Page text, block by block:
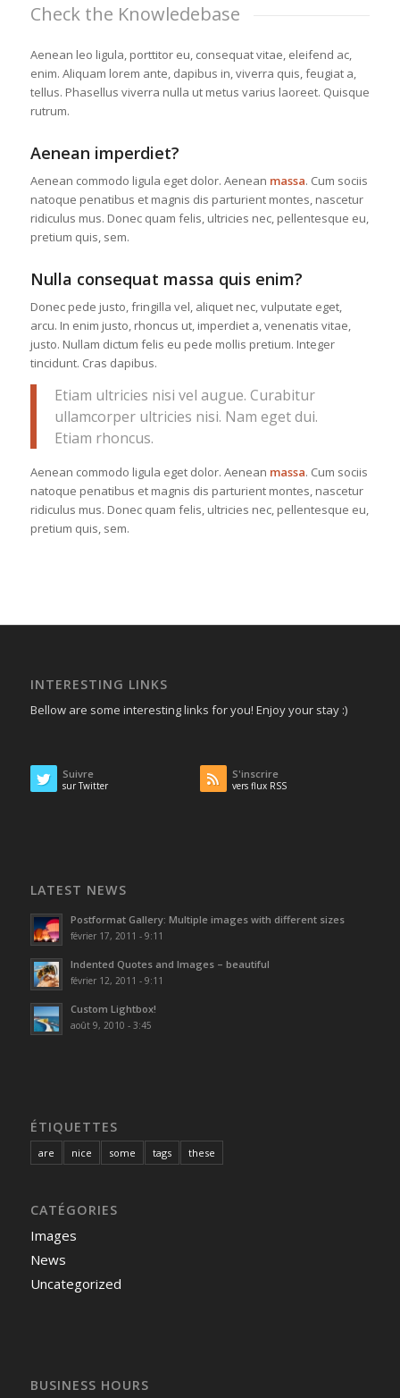
Check the Knowledebase
Aenean leo ligula, porttitor eu, consequat vitae, eleifend ac,
enim. Aliquam lorem ante, dapibus in, viverra quis, feugiat a,
tellus. Phasellus viverra nulla ut metus varius laoreet. Quisque
rutrum.
Aenean imperdiet?
Aenean commodo ligula eget dolor. Aenean massa. Cum sociis
natoque penatibus et magnis dis parturient montes, nascetur
ridiculus mus. Donec quam felis, ultricies nec, pellentesque eu,
pretium quis, sem.
Nulla consequat massa quis enim?
Donec pede justo, fringilla vel, aliquet nec, vulputate eget,
arcu. In enim justo, rhoncus ut, imperdiet a, venenatis vitae,
justo. Nullam dictum felis eu pede mollis pretium. Integer
tincidunt. Cras dapibus.
Etiam ultricies nisi vel augue. Curabitur
ullamcorper ultricies nisi. Nam eget dui.
Etiam rhoncus.
Aenean commodo ligula eget dolor. Aenean massa. Cum sociis
natoque penatibus et magnis dis parturient montes, nascetur
ridiculus mus. Donec quam felis, ultricies nec, pellentesque eu,
pretium quis, sem.
INTERESTING LINKS
Bellow are some interesting links for you! Enjoy your stay :)
Suivre
sur Twitter
S'inscrire
vers flux RSS
LATEST NEWS
Postformat Gallery: Multiple images with different sizes
février 17, 2011 - 9:11
Indented Quotes and Images – beautiful
février 12, 2011 - 9:11
Custom Lightbox!
août 9, 2010 - 3:45
ÉTIQUETTES
are nice some tags these
CATÉGORIES
Images
News
Uncategorized
BUSINESS HOURS